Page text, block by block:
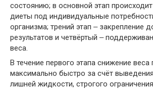
состоянию; в основной этап происходит
диеты под индивидуальные
организма; трений этап ‒ закрепление
результатов и четвёртый ‒
веса.
В течение первого этапа снижение веса
максимально быстро за счёт
лишней жидкости, строгого